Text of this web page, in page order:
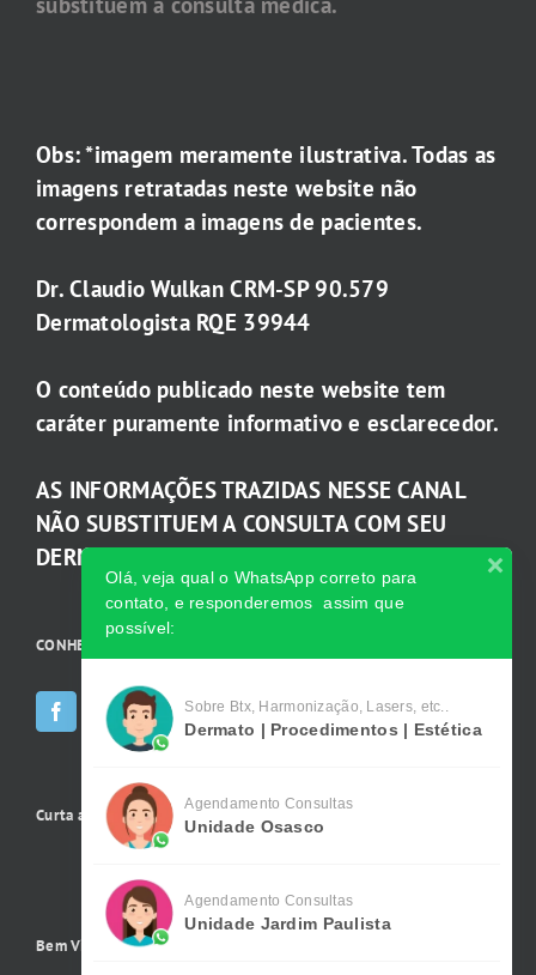
Obs: *imagem meramente ilustrativa. Todas as
imagens retratadas neste website não
correspondem a imagens de pacientes.
Dr. Claudio Wulkan CRM-SP 90.579
Dermatologista RQE 39944
O conteúdo publicado neste website tem
caráter puramente informativo e esclarecedor.
AS INFORMAÇÕES TRAZIDAS NESSE CANAL
NÃO SUBSTITUEM A CONSULTA COM SEU
DERMATOLOGISTA.
CONHEÇA AS INCRÍVEIS Redes Sociais da Clínica
Curta a gente no Facebook
Bem Vindo !
Olá, veja qual o WhatsApp correto para
contato, e responderemos assim que
possível:
Sobre Btx, Harmonização, Lasers, etc..
Dermato | Procedimentos | Estética
Agendamento Consultas
Unidade Osasco
Agendamento Consultas
Unidade Jardim Paulista